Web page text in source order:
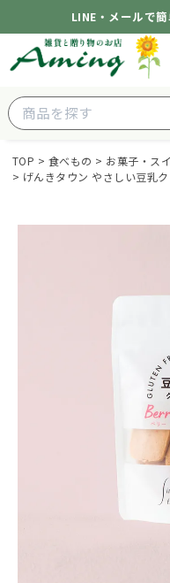
LINE・メールで
TOP 食べもの
お菓子・ス
げんきタウン やさしい豆乳